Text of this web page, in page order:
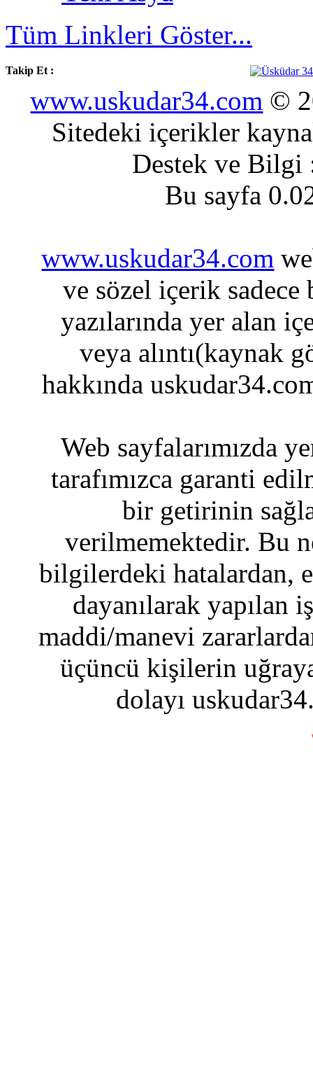
Tüm Linkleri Göster...
Takip Et :
www.uskudar34.com ©
Sitedeki içerikler
Destek ve
Bu sayfa
www.uskudar34.com
ve sözel içerik sadece
yazılarında yer alan
veya alıntı(kaynak
hakkında
Web sayfalarımızda
tarafımızca garanti
bir getirinin
verilmemektedir. Bu
bilgilerdeki hatalardan,
dayanılarak yapılan
maddi/manevi
üçüncü kişilerin
dolayı